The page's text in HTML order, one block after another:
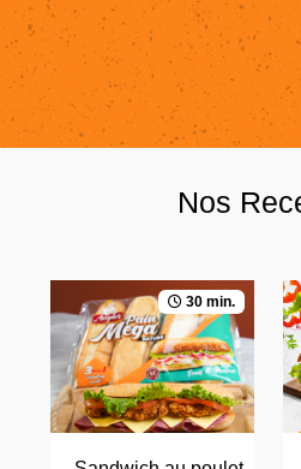
Nos
30 min.